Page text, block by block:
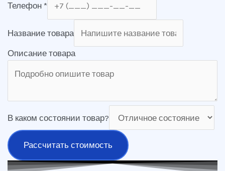
Телефон *
Название товара
Описание товара
В каком состоянии товар?
Рассчитать стоимость